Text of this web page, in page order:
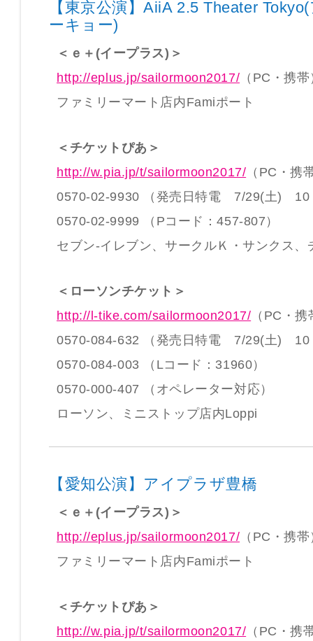
【東京公演】AiiA 2.5 Theater
ーキョー)
＜ｅ＋(イープラス)＞
http://eplus.jp/sailormoon2017/ （PC・携
ファミリーマート店内Famiポート
＜チケットぴあ＞
http://w.pia.jp/t/sailormoon2017/ （PC・携
0570-02-9930 （発売日特電 7/29(土) 10
0570-02-9999 （Pコード：457-807）
セブン-イレブン、サークルＫ・サンクス、
＜ローソンチケット＞
http://l-tike.com/sailormoon2017/ （PC・
0570-084-632 （発売日特電 7/29(土) 10
0570-084-003 （Lコード：31960）
0570-000-407 （オペレーター対応）
ローソン、ミニストップ店内Loppi
【愛知公演】アイプラザ豊橋
＜ｅ＋(イープラス)＞
http://eplus.jp/sailormoon2017/ （PC・携
ファミリーマート店内Famiポート
＜チケットぴあ＞
http://w.pia.jp/t/sailormoon2017/ （PC・携